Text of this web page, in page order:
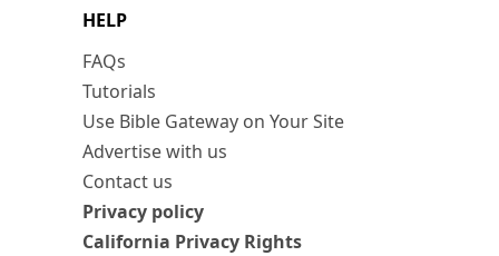
HELP
FAQs
Tutorials
Use Bible Gateway on Your Site
Advertise with us
Contact us
Privacy policy
California Privacy Rights